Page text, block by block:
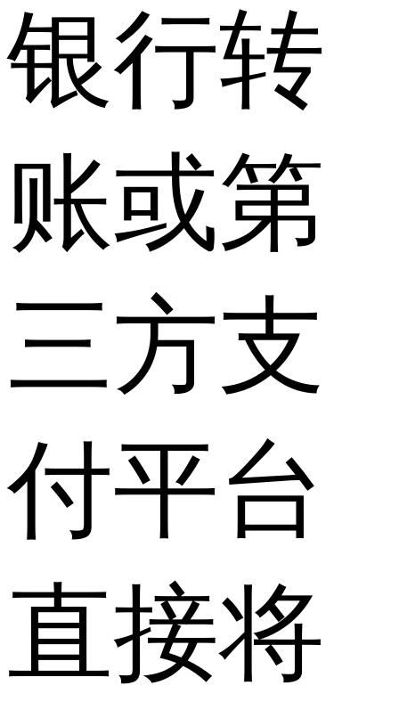
银行转
账或第
三方支
付平台
直接将